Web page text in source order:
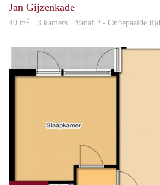
Jan Gijzenkade
49 m2 · 3 kamers · Vanaf ? - Onbepaalde tijd